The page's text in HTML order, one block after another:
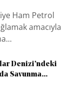
Ham Petrol
amacıyla
Denizi’ndeki
Savunma...